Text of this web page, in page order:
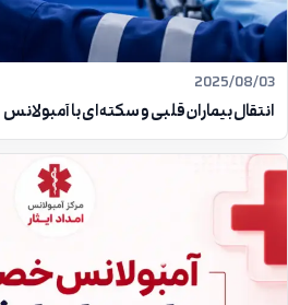
2025/08/03
انتقال بیماران قلبی و سکته‌ای با آمبولانس